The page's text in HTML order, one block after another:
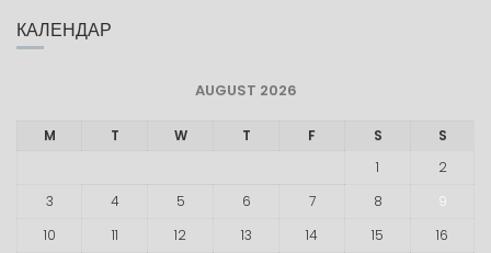
КАЛЕНДАР
AUGUST 2026
M T W T F S
S
1
2
3
4 5 6 7 8
9
10
11 12 13 14 15 16